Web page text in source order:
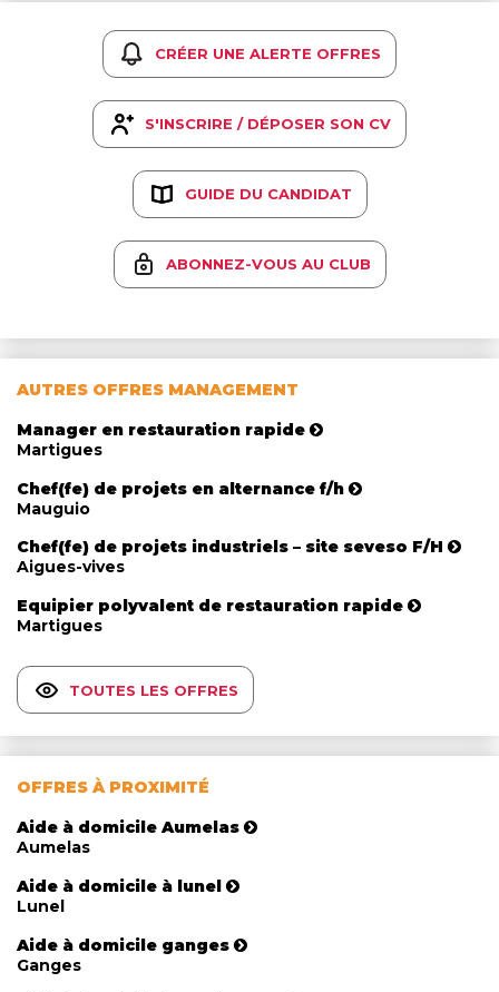
CRÉER UNE ALERTE OFFRES
S'INSCRIRE / DÉPOSER SON CV
GUIDE DU CANDIDAT
ABONNEZ-VOUS AU CLUB
AUTRES OFFRES MANAGEMENT
Manager en restauration rapide
Martigues
Chef(fe) de projets en alternance f/h
Mauguio
Chef(fe) de projets industriels – site seveso F/H
Aigues-vives
Equipier polyvalent de restauration rapide
Martigues
TOUTES LES OFFRES
OFFRES À PROXIMITÉ
Aide à domicile Aumelas
Aumelas
Aide à domicile à lunel
Lunel
Aide à domicile ganges
Ganges